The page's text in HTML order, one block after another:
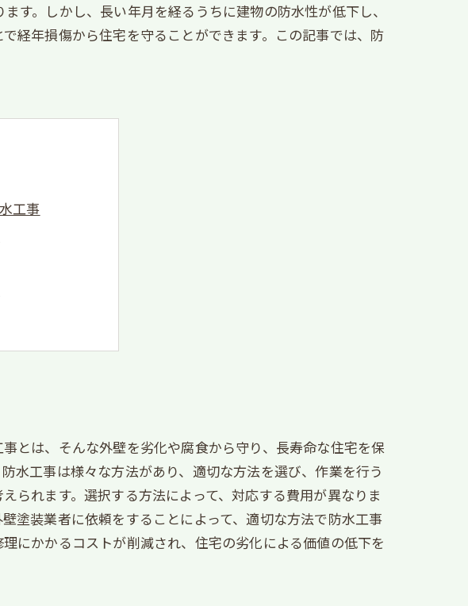
す。しかし、長い年月を経るうちに建物の防水性が低下し、
経年損傷から住宅を守ることができます。この記事では、防
工事
とは、そんな外壁を劣化や腐食から守り、長寿命な住宅を保
水工事は様々な方法があり、適切な方法を選び、作業を行う
られます。選択する方法によって、対応する費用が異なりま
塗装業者に依頼をすることによって、適切な方法で防水工事
にかかるコストが削減され、住宅の劣化による価値の低下を